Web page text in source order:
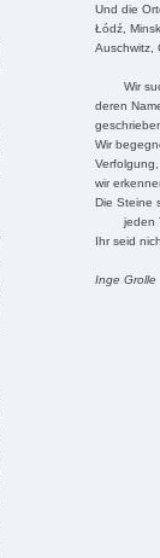
Und die
Łódź,
Auschwitz,
Wir
deren
Wir
Verfolgung,
wir
Die Steine
jeden
Ihr seid
Inge Grolle